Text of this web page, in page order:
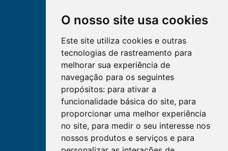
O nosso site usa cookies
Este site utiliza cookies e outras
tecnologias de rastreamento para
melhorar sua experiência de
navegação para os seguintes
propósitos: para ativar a
funcionalidade básica do site, para
proporcionar uma melhor experiência
no site, para medir o seu interesse nos
nossos produtos e serviços e para